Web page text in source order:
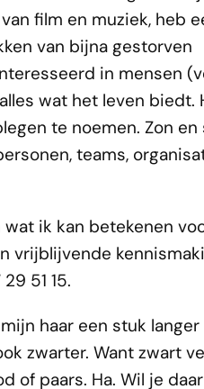
film en muziek, heb
van bijna gestorven
in mensen
wat het leven biedt.
te noemen. Zon en
teams,
ik kan betekenen
vrijblijvende
51 15.
haar een stuk
zwarter. Want zwart
of paars. Ha. Wil je